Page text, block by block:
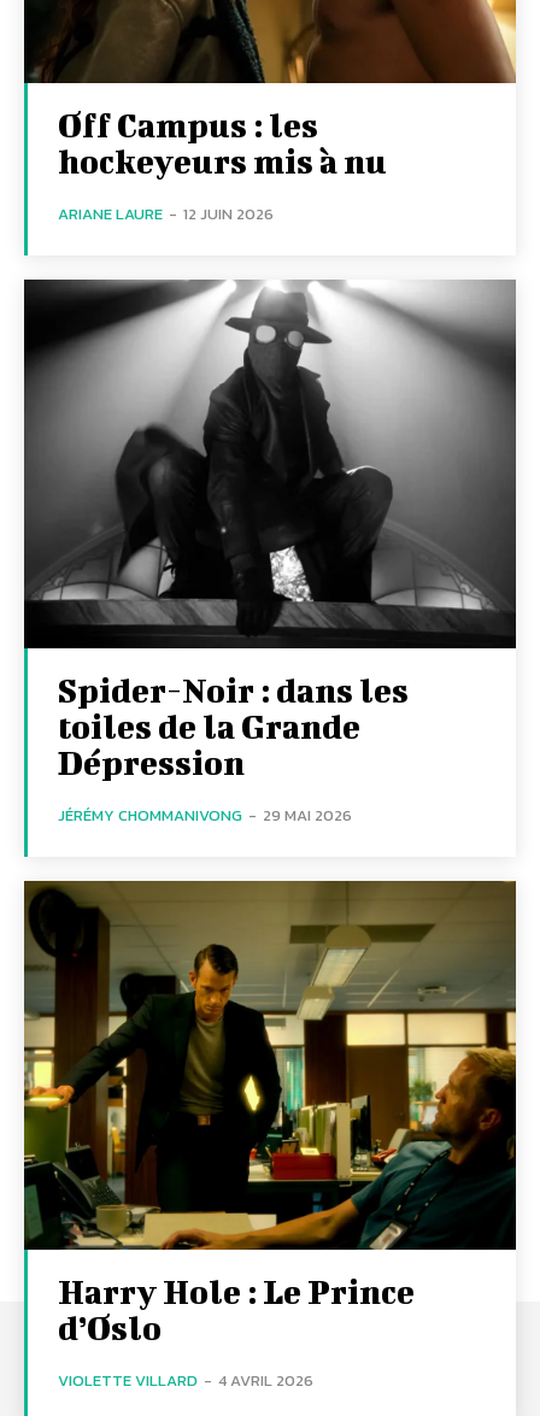
Off Campus : les
hockeyeurs mis à nu
ARIANE LAURE - 12 JUIN 2026
Spider-Noir : dans les
toiles de la Grande
Dépression
JÉRÉMY CHOMMANIVONG - 29 MAI 2026
Harry Hole : Le Prince
d’Oslo
VIOLETTE VILLARD - 4 AVRIL 2026